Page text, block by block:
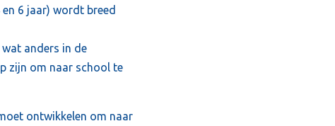
6 jaar) wordt breed
anders in de
zijn om naar school te
ontwikkelen om naar